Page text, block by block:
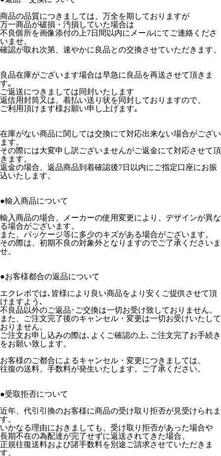
商品の品質につきましては、万全を期しておりますが
万一商品が破損・汚損していた場合は
不良個所を画像添付の上7日間以内にメールにてご連絡くださ
いませ。
確認が取れ次第、速やかに良品との交換させていただきます。
良品在庫がございます場合は早急に良品を再送させて頂きま
す｡
ご返送につきましては同封いたします
返信用封筒又は、着払い送り状を同封しておりますので、
ご利用頂けます様お願い申し上げます｡
在庫がない商品に関しては交換にて対応出来ない場合がござい
ます。
その際には大変申し訳ございませんがご返金にて対応させて頂
きます。
返金の場合、返品商品到着確認後7日以内にご指定口座にお振
込いたします。
●輸入商品について
輸入商品の場合、メーカーの使用変更により、デザインが異な
る場合がございます。
また、パッケージ等に多少のキズがある場合がございます。
その際は、初期不良の対象外となりますのでご了承くださいま
せ。
●お客様都合の返品について
エクレボでは､皆様により良い商品をより安くご提供させて頂
けますよう､
不良品以外のご返品･ご交換は一切お受け致しておりません。
また、ご注文完了後のキャンセル・変更は一切お受けいたして
おりません。
ご注文お申し込みの際は､よくご確認の上､ご注文完了お手続き
をお願い致します。
お客様のご都合によるキャンセル・変更につきましては、
往復の送料、手数料が発生いたします。ご了承ください。
●受取拒否について
近年、代引引換のお客様に商品の受け取り拒否が見受けられま
す。
いかなる理由におきましても、受け取り拒否があった場合や
長期不在の為配達が完了せずに返送されてきた場合、
正規往復送料および諸手数料を別途ご請求させていただきま
す。